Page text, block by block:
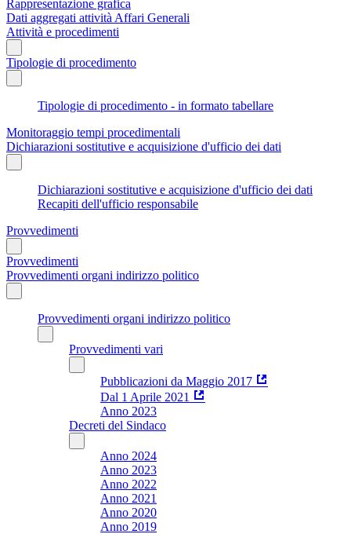
Rappresentazione grafica
Dati aggregati attività Affari Generali
Attività e procedimenti
Tipologie di procedimento
Tipologie di procedimento - in formato tabellare
Monitoraggio tempi procedimentali
Dichiarazioni sostitutive e acquisizione d'ufficio dei dati
Dichiarazioni sostitutive e acquisizione d'ufficio dei dati
Recapiti dell'ufficio responsabile
Provvedimenti
Provvedimenti
Provvedimenti organi indirizzo politico
Provvedimenti organi indirizzo politico
Provvedimenti vari
Pubblicazioni da Maggio 2017
Dal 1 Aprile 2021
Anno 2023
Decreti del Sindaco
Anno 2024
Anno 2023
Anno 2022
Anno 2021
Anno 2020
Anno 2019